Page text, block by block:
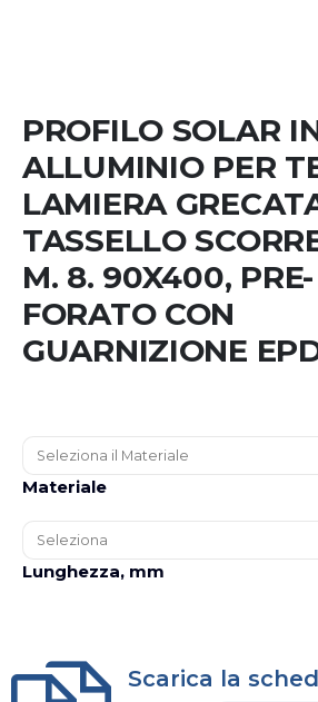
of
images
gallery
PROFILO SOLAR
ALLUMINIO PER
LAMIERA
TASSELLO
M. 8. 90X400, PRE-
FORATO CON
GUARNIZIONE
Materiale
Lunghezza, mm
Scarica la